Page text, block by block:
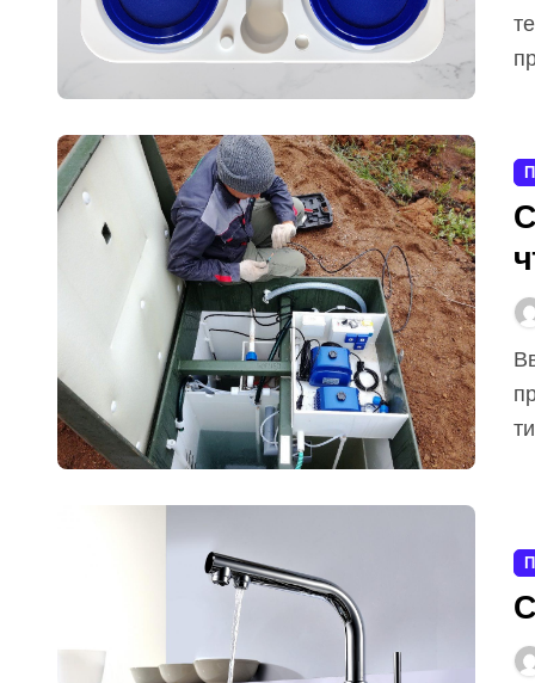
Введение В современном мире все больше людей